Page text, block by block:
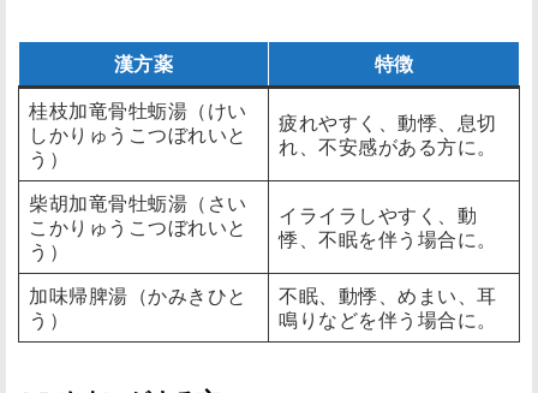
漢方薬
特徴
桂枝加竜骨牡蛎湯（けい
しかりゅうこつぼれいと
う）
疲れやすく、動悸、息切
れ、不安感がある方に。
柴胡加竜骨牡蛎湯（さい
こかりゅうこつぼれいと
う）
イライラしやすく、動
悸、不眠を伴う場合に。
加味帰脾湯（かみきひと
う）
不眠、動悸、めまい、耳
鳴りなどを伴う場合に。